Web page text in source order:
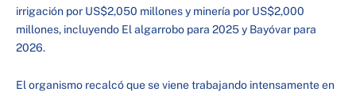
irrigación por US$2,050 millones y minería por US$2,000
millones, incluyendo El algarrobo para 2025 y Bayóvar para
2026.
El organismo recalcó que se viene trabajando intensamente en